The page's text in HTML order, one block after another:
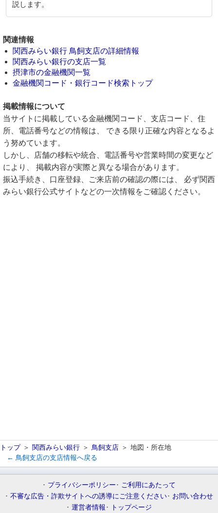
説します。
関連情報
関西みらい銀行 鳥飼支店の詳細情報
関西みらい銀行の支店一覧
摂津市の金融機関一覧
金融機関コード・銀行コード検索トップ
掲載情報について
当サイトに掲載している金融機関コード、支店コード、住
所、電話番号などの情報は、 できる限り正確な内容となるよ
う努めています。
しかし、店舗の移転や統合、電話番号や営業時間の変更など
により、 掲載内容が実際と異なる場合があります。
振込手続き、口座登録、ご来店前の確認の際には、 必ず関西
みらい銀行公式サイトなどの一次情報をご確認ください。
トップ 関西みらい銀行 鳥飼支店
地図・所在地
← 鳥飼支店の支店情報へ戻る
プライバシーポリシー
ご利用にあたって
不審な広告・詐欺サイトへの誘導にご注意ください
お問い合わせ
運営者情報
トップページ